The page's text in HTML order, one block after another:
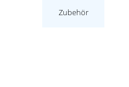
Zubehör